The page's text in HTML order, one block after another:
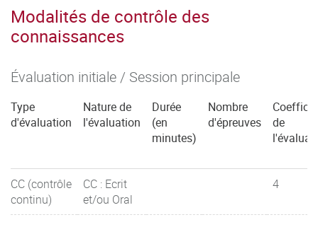
Modalités de contrôle des
connaissances
Évaluation initiale / Session principale
Type
d'évaluation
Nature de
l'évaluation
Durée
(en
minutes)
Nombre
d'épreuves
de
CC (contrôle
continu)
CC : Ecrit
et/ou Oral
4